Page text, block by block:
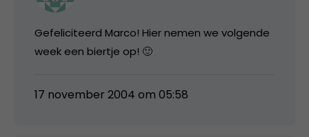
Gefeliciteerd Marco! Hier nemen we volgende
week een biertje op! 🙂
17 november 2004 om 05:58